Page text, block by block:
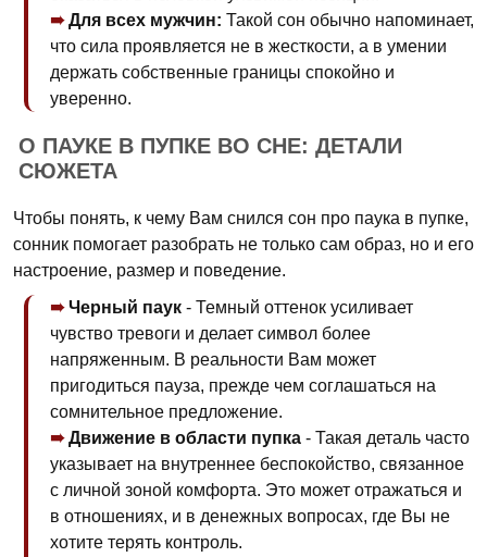
Для всех мужчин: Такой сон обычно напоминает,
что сила проявляется не в жесткости, а в умении
держать собственные границы спокойно и
уверенно.
О ПАУКЕ В ПУПКЕ ВО СНЕ: ДЕТАЛИ
СЮЖЕТА
Чтобы понять, к чему Вам снился сон про паука в пупке,
сонник помогает разобрать не только сам образ, но и его
настроение, размер и поведение.
Черный паук - Темный оттенок усиливает
чувство тревоги и делает символ более
напряженным. В реальности Вам может
пригодиться пауза, прежде чем соглашаться на
сомнительное предложение.
Движение в области пупка - Такая деталь часто
указывает на внутреннее беспокойство, связанное
с личной зоной комфорта. Это может отражаться и
в отношениях, и в денежных вопросах, где Вы не
хотите терять контроль.